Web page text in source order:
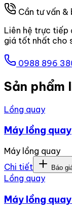
Cần tư vấn &
Liên hệ trực tiếp
giá tốt nhất cho
0988 896
Sản phẩm
Lồng quay
Máy lồng quay
Máy lồng quay
Chi tiết
Báo
Lồng quay
Máy lồng